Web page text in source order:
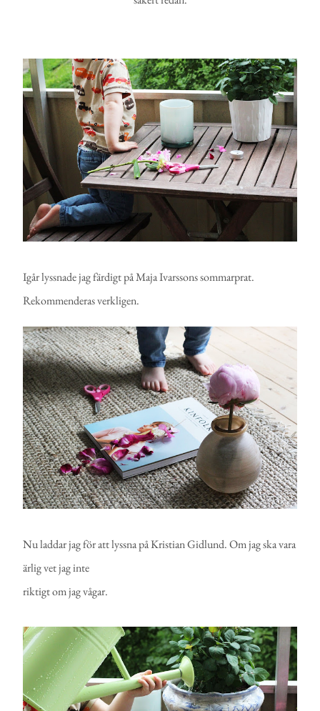
Igår lyssnade jag färdigt på Maja Ivarssons sommarprat.
Rekommenderas verkligen.
Nu laddar jag för att lyssna på Kristian Gidlund. Om jag ska vara
ärlig vet jag inte
riktigt om jag vågar.